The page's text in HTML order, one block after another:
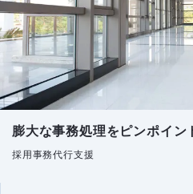
膨大な事務処理をピンポイン
採用事務代行支援